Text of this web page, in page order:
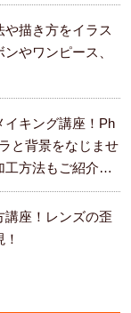
や描き方をイラス
やワンピース、
イキング講座！Ph
と背景をなじませ
工方法もご紹介し
講座！レンズの歪